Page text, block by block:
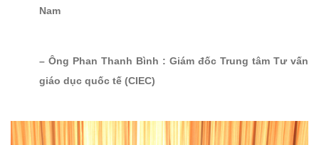
Nam
– Ông Phan Thanh Bình : Giám đốc Trung tâm Tư vấn
giáo dục quốc tế (CIEC)